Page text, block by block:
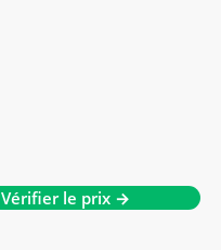
Vérifier le prix →